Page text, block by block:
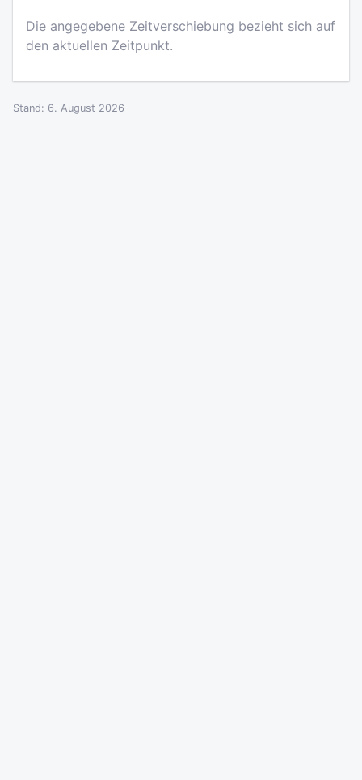
Die angegebene Zeitverschiebung bezieht sich auf
den aktuellen Zeitpunkt.
Stand: 6. August 2026